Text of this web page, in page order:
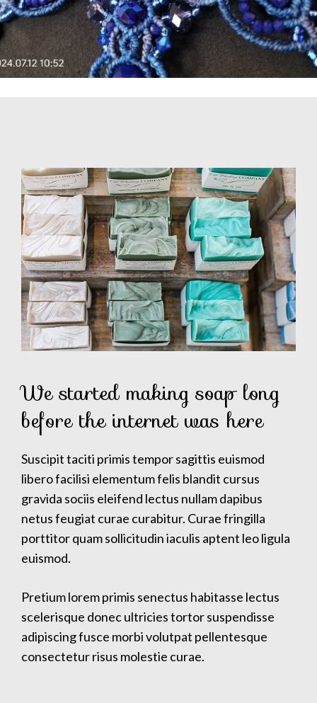
We started making soap long
before the internet was here
Suscipit taciti primis tempor sagittis euismod
libero facilisi elementum felis blandit cursus
gravida sociis eleifend lectus nullam dapibus
netus feugiat curae curabitur. Curae fringilla
porttitor quam sollicitudin iaculis aptent leo ligula
euismod.
Pretium lorem primis senectus habitasse lectus
scelerisque donec ultricies tortor suspendisse
adipiscing fusce morbi volutpat pellentesque
consectetur risus molestie curae.